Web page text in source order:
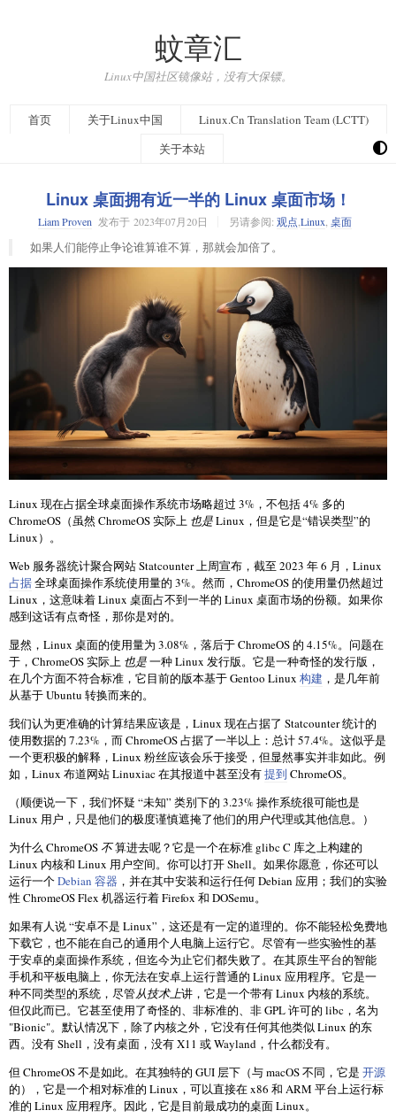
蚊章汇
Linux中国社区镜像站，没有大保镖。
首页 关于Linux中国
Linux.Cn Translation Team (LCTT)
关于本站
Linux 桌面拥有近一半的 Linux 桌面市场！
Liam Proven 发布于 2023年07月20日 另请参阅: 观点 Linux 桌面
如果人们能停止争论谁算谁不算，那就会加倍了。
Linux 现在占据全球桌面操作系统市场略超过 3%，不包括 4% 多的
ChromeOS（虽然 ChromeOS 实际上 也是Linux，但是它是“错误类型”的
Linux）。
Web 服务器统计聚合网站 Statcounter 上周宣布，截至 2023 年 6 月，Linux
占据全球桌面操作系统使用量的 3%。然而，ChromeOS 的使用量仍然超过
Linux，这意味着 Linux 桌面占不到一半的 Linux 桌面市场的份额。如果你
感到这话有点奇怪，那你是对的。
显然，Linux 桌面的使用量为 3.08%，落后于 ChromeOS 的 4.15%。问题在
于，ChromeOS 实际上 也是一种 Linux 发行版。它是一种奇怪的发行版，
在几个方面不符合标准，它目前的版本基于 Gentoo Linux 构建 ，是几年前
从基于 Ubuntu 转换而来的。
我们认为更准确的计算结果应该是，Linux 现在占据了 Statcounter 统计的
使用数据的 7.23%，而 ChromeOS 占据了一半以上：总计 57.4%。这似乎是
一个更积极的解释，Linux 粉丝应该会乐于接受，但显然事实并非如此。例
如，Linux 布道网站 Linuxiac 在其报道中甚至没有提到 ChromeOS。
（顺便说一下，我们怀疑 “未知” 类别下的 3.23% 操作系统很可能也是
Linux 用户，只是他们的极度谨慎遮掩了他们的用户代理或其他信息。）
为什么 ChromeOS 不算进去呢？它是一个在标准 glibc C 库之上构建的
Linux 内核和 Linux 用户空间。你可以打开 Shell。如果你愿意，你还可以
运行一个Debian 容器 ，并在其中安装和运行任何 Debian 应用；我们的实验
性 ChromeOS Flex 机器运行着 Firefox 和 DOSemu。
如果有人说 “安卓不是 Linux”，这还是有一定的道理的。你不能轻松免费地
下载它，也不能在自己的通用个人电脑上运行它。尽管有一些实验性的基
于安卓的桌面操作系统，但迄今为止它们都失败了。在其原生平台的智能
手机和平板电脑上，你无法在安卓上运行普通的 Linux 应用程序。它是一
种不同类型的系统，尽管从技术上讲，它是一个带有 Linux 内核的系统。
但仅此而已。它甚至使用了奇怪的、非标准的、非 GPL 许可的 libc，名为
"Bionic"。默认情况下，除了内核之外，它没有任何其他类似 Linux 的东
西。没有 Shell，没有桌面，没有 X11 或 Wayland，什么都没有。
但 ChromeOS 不是如此。在其独特的 GUI 层下（与 macOS 不同，它是 开源
的），它是一个相对标准的 Linux，可以直接在 x86 和 ARM 平台上运行标
准的 Linux 应用程序。因此，它是目前最成功的桌面 Linux。